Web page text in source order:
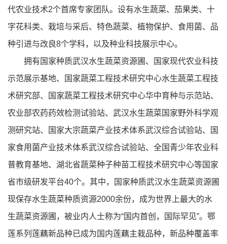
代农业技术2个首席专家团队。设有水生蔬菜、茄果类、十
字花科类、栽培与采后、特色蔬菜、植物保护、食用菌、品
种引进与改良8个学科，以及种业科技展示中心。
拥有国家种质武汉水生蔬菜资源圃、国家现代农业科技
示范展示基地、国家蔬菜工程技术研究中心水生蔬菜工程技
术研究部、国家蔬菜工程技术研究中心华中育种与示范站、
农业部农药药效检测试验站、武汉水生蔬菜国家野外科学观
测研究站、国家大宗蔬菜产业技术体系武汉综合试验站、国
家食用菌产业技术体系武汉综合试验站、全国青少年农业科
普教育基地、湖北省蔬菜种子种苗工程技术研究中心等国家
省市级研发平台40个。其中，国家种质武汉水生蔬菜资源圃
现保存水生蔬菜种质资源2000余份，成为世界上最大的水
生蔬菜资源圃，被业内人士称为“国内首创，国际罕见”。鄂
莲系列莲藕新品种已成为国内莲藕主栽品种，新品种覆盖率